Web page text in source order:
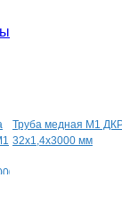
Труба медная М1
32х1,4х3000 мм